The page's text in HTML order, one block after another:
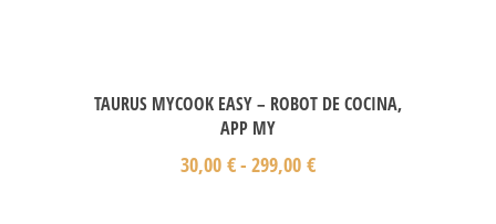
TAURUS MYCOOK EASY – ROBOT DE COCINA,
APP MY
30,00 €- 299,00 €